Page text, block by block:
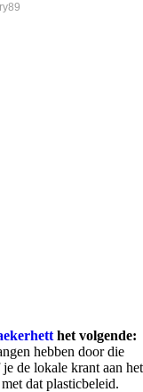
het volgende:
hebben door die
de lokale krant aan het
dat plasticbeleid.